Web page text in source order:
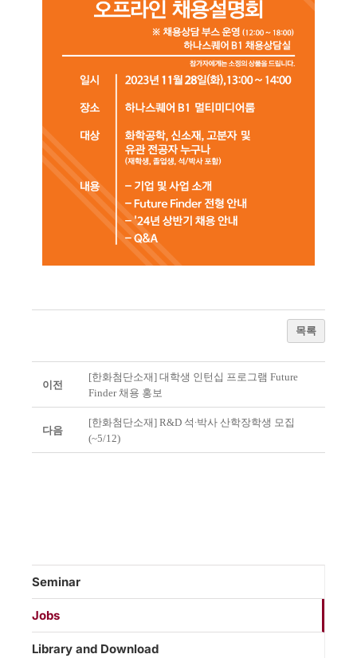
목록
이전
[한화첨단소재] 대학생 인턴십 프로그램 Future
Finder 채용 홍보
다음
[한화첨단소재] R&D 석∙박사 산학장학생 모집
(~5/12)
Seminar
Jobs
Library and Download